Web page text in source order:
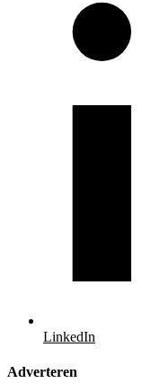
LinkedIn
Adverteren